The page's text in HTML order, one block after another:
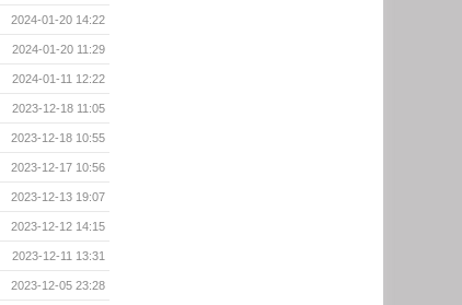
2024-01-20 14:22
2024-01-20 11:29
2024-01-11 12:22
2023-12-18 11:05
2023-12-18 10:55
2023-12-17 10:56
2023-12-13 19:07
2023-12-12 14:15
2023-12-11 13:31
2023-12-05 23:28